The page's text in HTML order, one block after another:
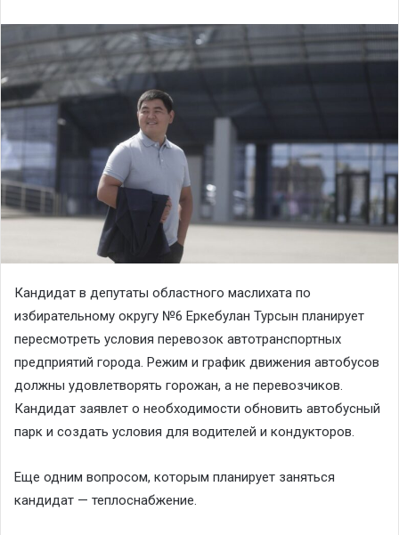
Кандидат в депутаты областного маслихата по
избирательному округу №6 Еркебулан Турсын планирует
пересмотреть условия перевозок автотранспортных
предприятий города. Режим и график движения автобусов
должны удовлетворять горожан, а не перевозчиков.
Кандидат заявлет о необходимости обновить автобусный
парк и создать условия для водителей и кондукторов.
Еще одним вопросом, которым планирует заняться
кандидат — теплоснабжение.